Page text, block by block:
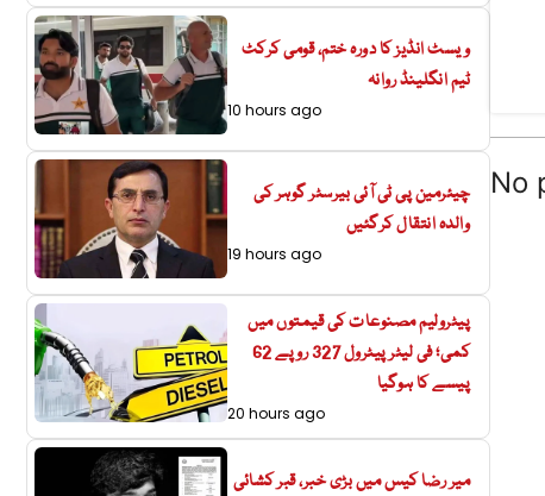
ویسٹ انڈیز کا دورہ ختم، قومی کرکٹ
ٹیم انگلینڈ روانہ
10 hours ago
چیئرمین پی ٹی آئی بیرسٹر گوہر کی
والدہ انتقال کرگئیں
19 hours ago
پیٹرولیم مصنوعات کی قیمتوں میں
کمی؛ فی لیٹر پیٹرول 327 روپے 62
پیسے کا ہوگیا
20 hours ago
میر رضا کیس میں بڑی خبر، قبر کشائی
No